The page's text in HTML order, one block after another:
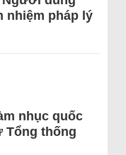
nhiệm pháp lý
nhục quốc
Tổng thống